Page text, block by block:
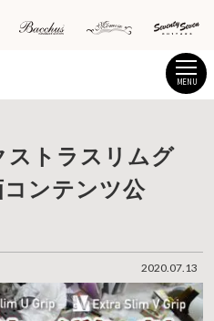
MENU
2020.07.13
ストラスリムグ
ンテンツ公